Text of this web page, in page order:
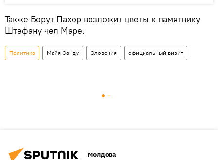
Также Борут Пахор возложит цветы к памятнику
Штефану чел Маре.
Политика Майя Санду Словения официальный визит
Молдова